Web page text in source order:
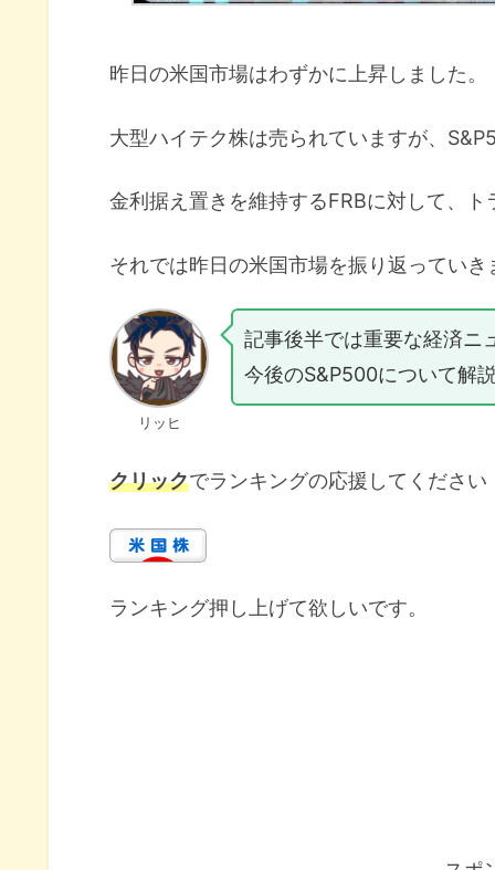
昨日の米国市場はわずかに上昇しました。
大型ハイテク株は売られていますが、
金利据え置きを維持するFRBに対して、
それでは昨日の米国市場を振り返っていき
リッヒ
記事後半では重要な経済ニ
今後のS&P500について解
クリックでランキングの応援してください
ランキング押し上げて欲しいです。